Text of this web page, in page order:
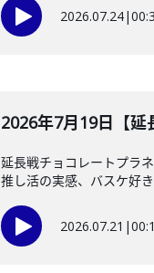
2026.07.24|
2026年7月19日【延
延長戦チョコレートプラ
推し活の実感、バスケ好
2026.07.21 |